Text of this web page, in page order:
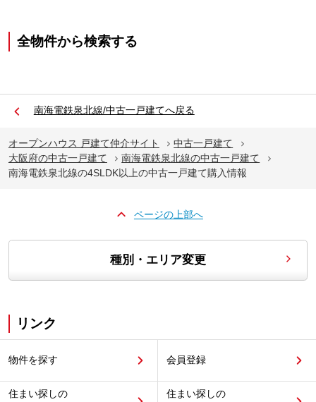
全物件から検索する
南海電鉄泉北線/中古一戸建てへ戻る
オープンハウス 戸建て仲介サイト
中古一戸建て
大阪府の中古一戸建て
南海電鉄泉北線の中古一戸建て
南海電鉄泉北線の4SLDK以上の中古一戸建て購入情報
ページの上部へ
種別・エリア変更
リンク
物件を探す 会員登録
住まい探しの
住まい探しの